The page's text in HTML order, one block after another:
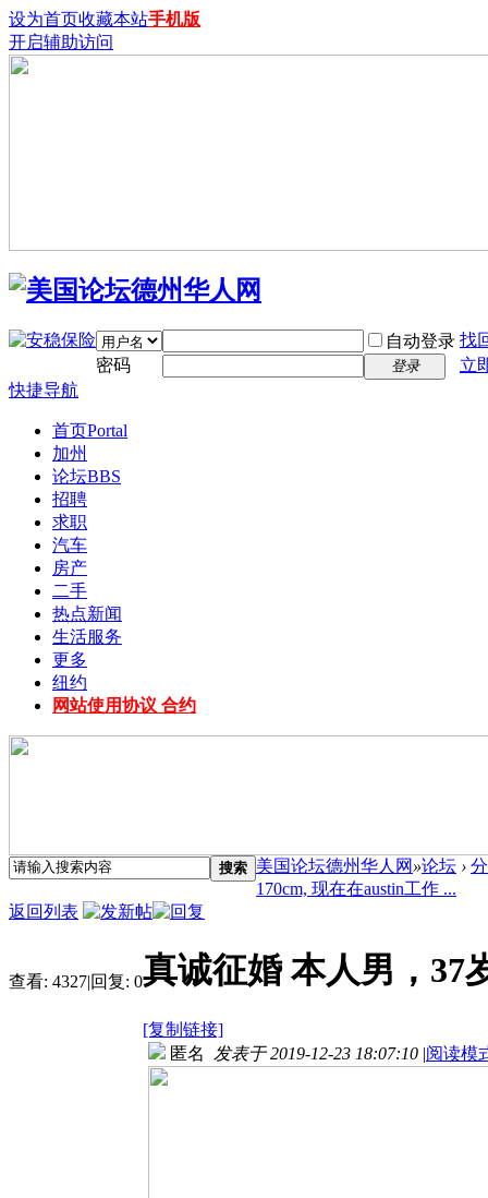
设为首页收藏本站手机版
开启辅助访问
自动登录 找
密码
登录
立
快捷导航
首页Portal
加州
论坛BBS
招聘
求职
汽车
房产
二手
热点新闻
生活服务
更多
纽约
网站使用协议 合约
搜索 美国论坛德州华人网 »论坛 ›
170cm, 现在在austin工作 ...
返回列表
查看: 4327|回复: 0真诚征婚 本人男，37
[复制链接]
匿名 发表于 2019-12-23 18:07:10 |阅读模